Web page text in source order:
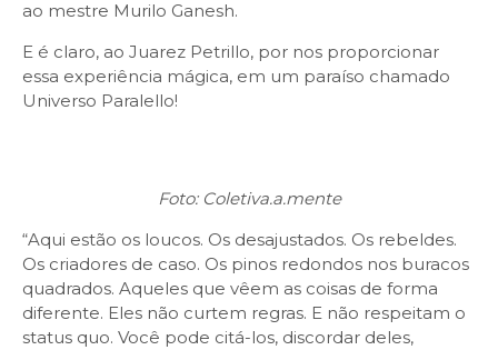
ao mestre Murilo Ganesh.
E é claro, ao Juarez Petrillo, por nos proporcionar
essa experiência mágica, em um paraíso chamado
Universo Paralello!
Foto: Coletiva.a.mente
“Aqui estão os loucos. Os desajustados. Os rebeldes.
Os criadores de caso. Os pinos redondos nos buracos
quadrados. Aqueles que vêem as coisas de forma
diferente. Eles não curtem regras. E não respeitam o
status quo. Você pode citá-los, discordar deles,